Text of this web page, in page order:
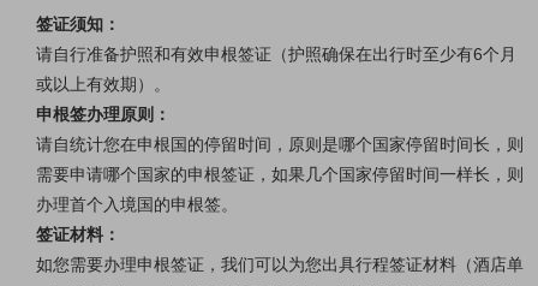
签证须知：
请自行准备护照和有效申根签证 （护照确保在出行时至少有6个月
或以上有效期） 。
申根签办理原则：
请自统计您在申根国的停留时间，原则是哪个国家停留时间长，则
需要申请哪个国家的申根签证，如果几个国家停留时间一样长，则
办理首个入境国的申根签。
签证材料：
如您需要办理申根签证，我们可以为您出具行程签证材料（酒店单